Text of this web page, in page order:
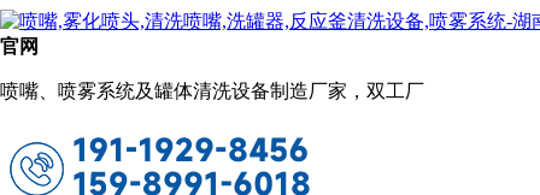
官网
喷嘴、喷雾系统及罐体清洗设备制造厂家，双工厂
工业清洗喷嘴
当前位置：
CYL-HP龙卷风高压管道喷嘴
疏通管道内壁油污/硬物或其它污垢
喷射水流在管道内形成螺旋状（龙卷风式）冲击清洗轨迹